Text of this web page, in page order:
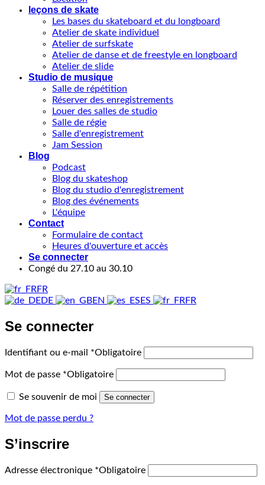
leçons de skate
Les bases du skateboard et du longboard
Atelier de skate individuel
Atelier de surfskate
Atelier de danse et de freestyle en longboard
Atelier de slide
Studio de musique
Salle de répétition
Réserver des enregistrements
Louer des salles de studio
Salle de régie
Salle d'enregistrement
Jam Session
Blog
Podcast
Blog du skateshop
Blog du studio d'enregistrement
Blog des événements
L'équipe
Contact
Formulaire de contact
Heures d'ouverture et accès
Se connecter
Congé du 27.10 au 30.10
FR
DE
EN ES FR
Se connecter
Identifiant ou e-mail *Obligatoire
Mot de passe *Obligatoire
Se souvenir de moi Se connecter
Mot de passe perdu ?
S’inscrire
Adresse électronique *Obligatoire